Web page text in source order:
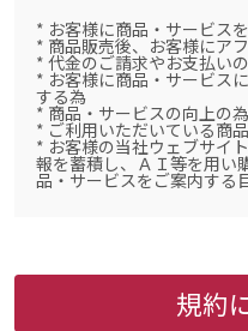
* お客様に商品・サービス
* 商品販売後、お客様にア
* 代金のご請求やお支払い
* お客様に商品・サービス
する為
* 商品・サービスの向上の
* ご利用いただいている商
* お客様の当社ウェブサイ
報を蓄積し、ＡＩ等を用い
品・サービスをご案内する
た場合には、当社が登録情
すのでご了承下さい。規約